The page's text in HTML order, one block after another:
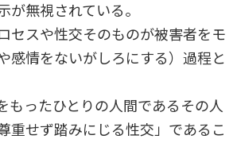
が無視されている。
セスや性交そのものが被害者をモ
感情をないがしろにする）過程と
もったひとりの人間であるその人
重せず踏みにじる性交」であるこ